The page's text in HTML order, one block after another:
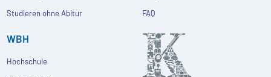
Studieren ohne Abitur
FAQ
WBH
Hochschule